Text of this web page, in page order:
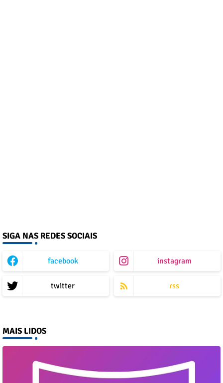
SIGA NAS REDES SOCIAIS
facebook instagram
twitter rss
MAIS LIDOS